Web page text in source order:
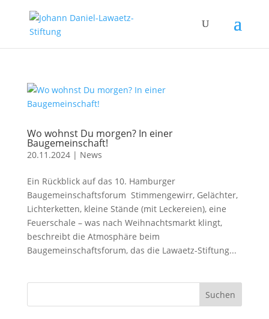
Wo wohnst Du morgen? In einer
Baugemeinschaft!
20.11.2024| News
Ein Rückblick auf das 10. Hamburger
Baugemeinschaftsforum Stimmengewirr, Gelächter,
Lichterketten, kleine Stände (mit Leckereien), eine
Feuerschale – was nach Weihnachtsmarkt klingt,
beschreibt die Atmosphäre beim
Baugemeinschaftsforum, das die Lawaetz-Stiftung...
Suchen